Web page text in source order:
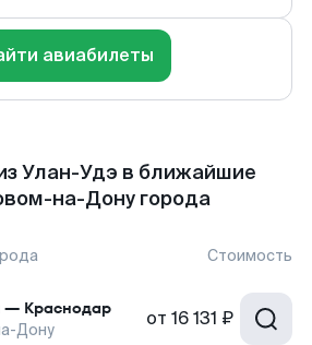
авиабилеты
Улан-Удэ в ближайшие
на-Дону города
Стоимость
— Краснодар
Дону от 16 131 ₽